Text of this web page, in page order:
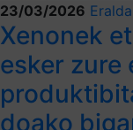
23/03/2026
Xenonek
esker zure
doako